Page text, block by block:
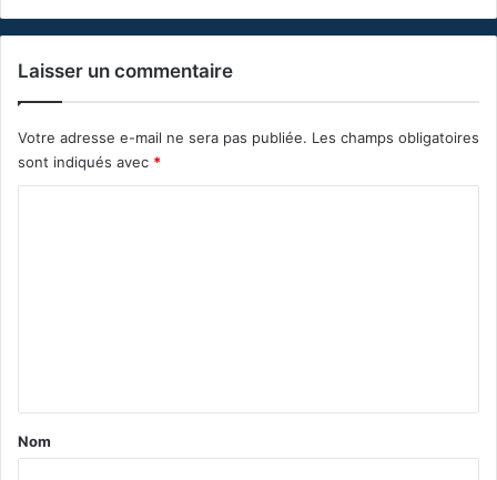
Laisser un commentaire
Votre adresse e-mail ne sera pas publiée. Les champs obligatoires
sont indiqués avec *
a
Nom